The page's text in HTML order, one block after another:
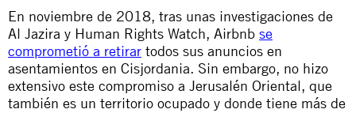
En noviembre de 2018, tras unas investigaciones de
Al Jazira y Human Rights Watch, Airbnb se
comprometió a retirar todos sus anuncios en
asentamientos en Cisjordania. Sin embargo, no hizo
extensivo este compromiso a Jerusalén Oriental, que
también es un territorio ocupado y donde tiene más de